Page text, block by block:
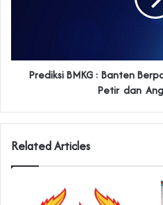
Prediksi BMKG : Banten
Petir dan
Related Articles